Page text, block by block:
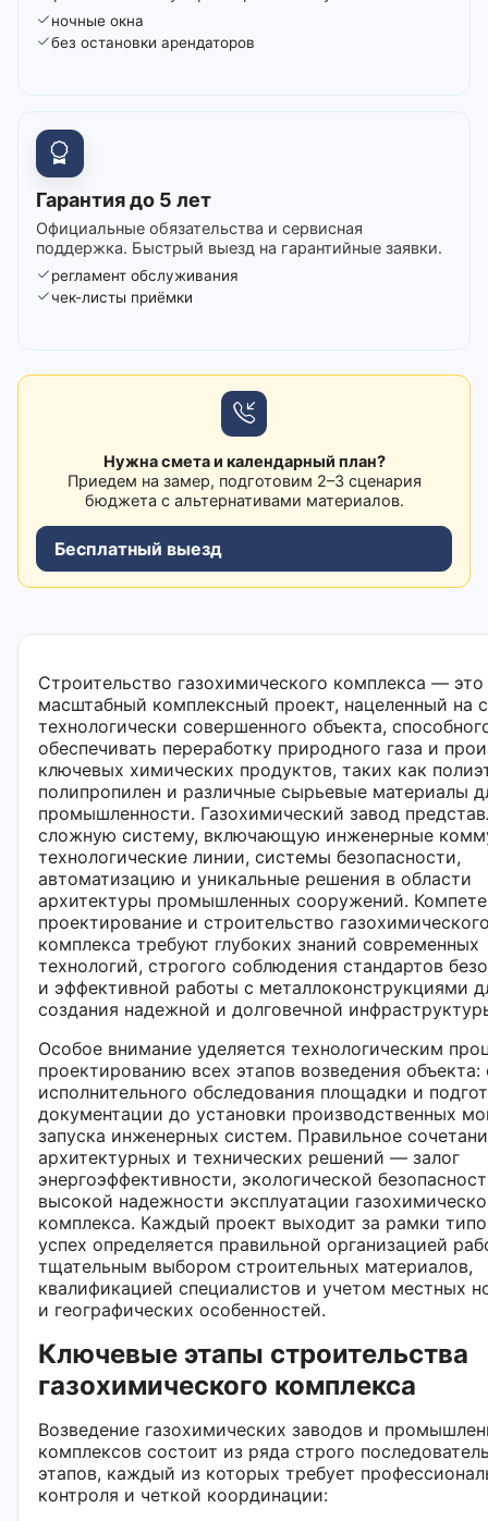
ночные окна
без остановки арендаторов
Гарантия до 5 лет
Официальные обязательства и сервисная
поддержка. Быстрый выезд на гарантийные заявки.
регламент обслуживания
чек-листы приёмки
Нужна смета и календарный план?
Приедем на замер, подготовим 2–3 сценария
бюджета с альтернативами материалов.
Бесплатный выезд
Строительство газохимического комплекса — это
масштабный комплексный проект, нацеленный на
технологически совершенного объекта,
обеспечивать переработку природного газа и
ключевых химических продуктов, таких как
полипропилен и различные сырьевые материалы
промышленности. Газохимический завод
сложную систему, включающую инженерные
технологические линии, системы безопасности,
автоматизацию и уникальные решения в области
архитектуры промышленных сооружений.
проектирование и строительство
комплекса требуют глубоких знаний современных
технологий, строгого соблюдения стандартов
и эффективной работы с металлоконструкциями
создания надежной и долговечной
Особое внимание уделяется технологическим
проектированию всех этапов возведения объекта:
исполнительного обследования площадки и
документации до установки производственных
запуска инженерных систем. Правильное
архитектурных и технических решений — залог
энергоэффективности, экологической
высокой надежности эксплуатации
комплекса. Каждый проект выходит за рамки
успех определяется правильной организацией
тщательным выбором строительных материалов,
квалификацией специалистов и учетом местных
и географических особенностей.
Ключевые этапы строительства
газохимического комплекса
Возведение газохимических заводов и
комплексов состоит из ряда строго
этапов, каждый из которых требует
контроля и четкой координации: